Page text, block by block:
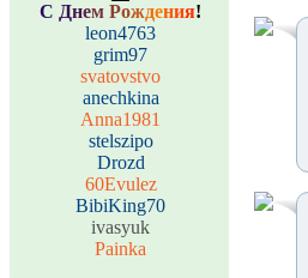
С Днем Рождения!
leon4763
grim97
svatovstvo
anechkina
Anna1981
stelszipo
Drozd
60Evulez
BibiKing70
ivasyuk
Painka